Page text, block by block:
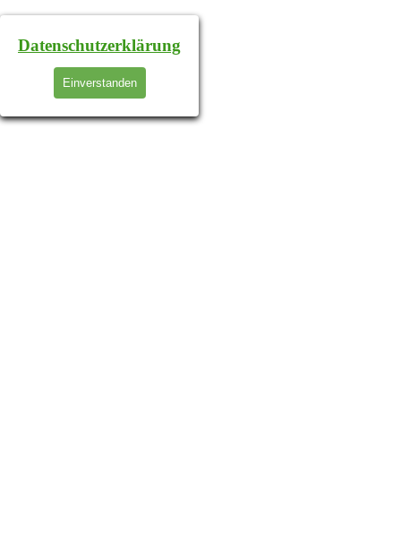
Datenschutzerklärung
Einverstanden